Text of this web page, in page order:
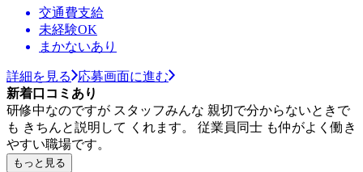
交通費支給
未経験OK
まかないあり
詳細を見る
応募画面に進む
新着口コミあり
研修中なのですが スタッフみんな 親切で分からないときで
も きちんと説明して くれます。 従業員同士 も仲がよく働き
やすい職場です。
もっと見る